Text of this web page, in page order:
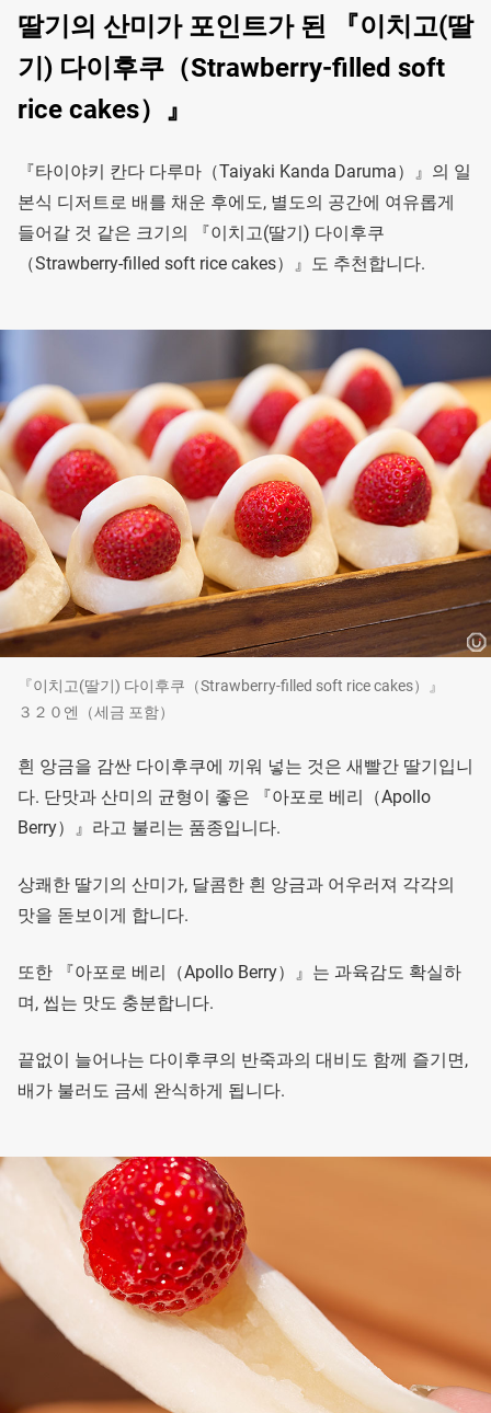
딸기의 산미가 포인트가 된 『이치고(딸
기) 다이후쿠（Strawberry-filled soft
rice cakes）』
『타이야키 칸다 다루마（Taiyaki Kanda Daruma）』의 일
본식 디저트로 배를 채운 후에도, 별도의 공간에 여유롭게
들어갈 것 같은 크기의 『이치고(딸기) 다이후쿠
（Strawberry-filled soft rice cakes）』도 추천합니다.
『이치고(딸기) 다이후쿠（Strawberry-filled soft rice cakes）』
３２０엔（세금 포함）
흰 앙금을 감싼 다이후쿠에 끼워 넣는 것은 새빨간 딸기입니
다. 단맛과 산미의 균형이 좋은 『아포로 베리（Apollo
Berry）』라고 불리는 품종입니다.
상쾌한 딸기의 산미가, 달콤한 흰 앙금과 어우러져 각각의
맛을 돋보이게 합니다.
또한 『아포로 베리（Apollo Berry）』는 과육감도 확실하
며, 씹는 맛도 충분합니다.
끝없이 늘어나는 다이후쿠의 반죽과의 대비도 함께 즐기면,
배가 불러도 금세 완식하게 됩니다.